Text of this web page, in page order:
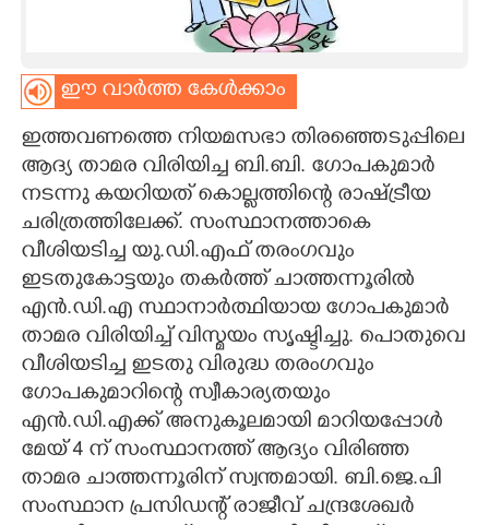
ASTRO
CARTOONS
LITERATURE
ZOOM
CONTACT US
ഈ വാർത്ത കേൾക്കാം
ഇത്തവണത്തെ നിയമസഭാ തിരഞ്ഞെടുപ്പിലെ
ആദ്യ താമര വിരിയിച്ച ബി.ബി. ഗോപകുമാർ
നടന്നു കയറിയത് കൊല്ലത്തിന്റെ രാഷ്ട്രീയ
ചരിത്രത്തിലേക്ക്. സംസ്ഥാനത്താകെ
വീശിയടിച്ച യു.ഡി.എഫ് തരംഗവും
ഇടതുകോട്ടയും തകർത്ത് ചാത്തന്നൂരിൽ
എൻ.ഡി.എ സ്ഥാനാർത്ഥിയായ ഗോപകുമാർ
താമര വിരിയിച്ച് വിസ്മയം സൃഷ്ടിച്ചു. പൊതുവെ
വീശിയടിച്ച ഇടതു വിരുദ്ധ തരംഗവും
ഗോപകുമാറിന്റെ സ്വീകാര്യതയും
എൻ.ഡി.എക്ക് അനുകൂലമായി മാറിയപ്പോൾ
മേയ് 4 ന് സംസ്ഥാനത്ത് ആദ്യം വിരിഞ്ഞ
താമര ചാത്തന്നൂരിന് സ്വന്തമായി. ബി.ജെ.പി
സംസ്ഥാന പ്രസിഡന്റ് രാജീവ് ചന്ദ്രശേഖർ